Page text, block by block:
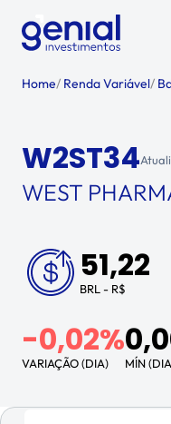
Home/ Renda Variável/
W2ST34
WEST
51,22
BRL - R$
-0,02%
VARIAÇÃO (DIA) MÍN